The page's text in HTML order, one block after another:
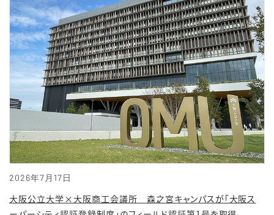
2026年7月17日
大阪公立大学×大阪商工会議所 森之宮キャンパスが「大阪ス